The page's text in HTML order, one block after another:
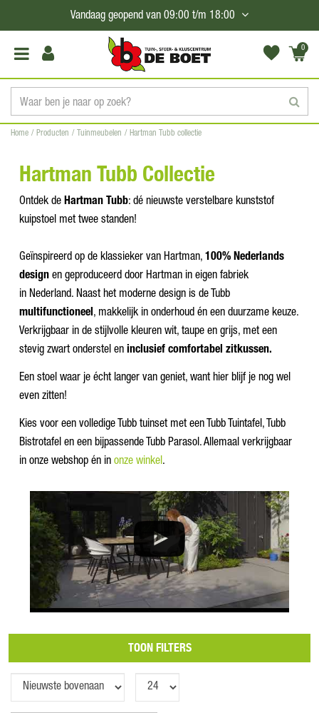
a
Home Producten Tuinmeubelen Hartman Tubb collectie
Vandaag geopend van 09:00 t/m 18:00
0
(€0,
Hartman Tubb Collectie
Ontdek de Hartman Tubb: dé nieuwste verstelbare kunststof
kuipstoel met twee standen!
Geïnspireerd op de klassieker van Hartman, 100% Nederlands
design en geproduceerd door Hartman in eigen fabriek
in Nederland. Naast het moderne design is de Tubb
multifunctioneel, makkelijk in onderhoud én een duurzame keuze.
Verkrijgbaar in de stijlvolle kleuren wit, taupe en grijs, met een
stevig zwart onderstel en inclusief comfortabel zitkussen.
Een stoel waar je écht langer van geniet, want hier blijf je nog wel
even zitten!
Kies voor een volledige Tubb tuinset met een Tubb Tuintafel, Tubb
Bistrotafel en een bijpassende Tubb Parasol. Allemaal verkrijgbaar
in onze webshop én in onze winkel.
TOON FILTERS